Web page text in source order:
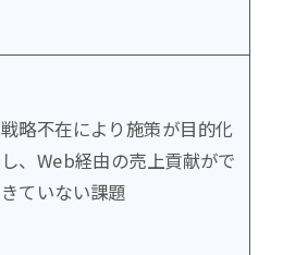
戦略不在により施策が目的化
し、Web経由の売上貢献がで
きていない課題